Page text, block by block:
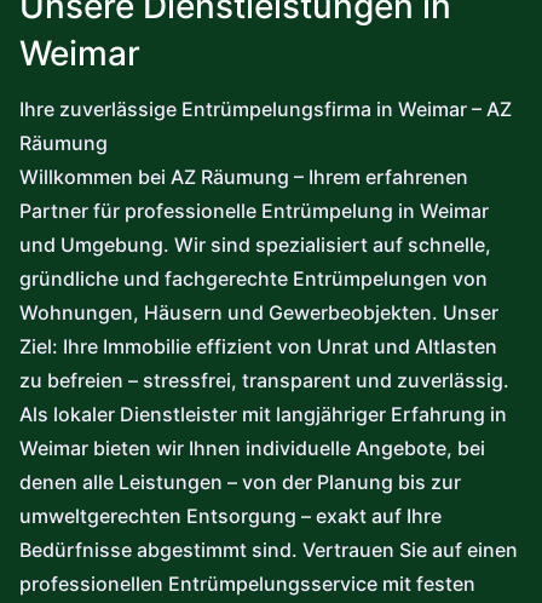
Weimar
Ihre zuverlässige Entrümpelungsfirma in Weimar – AZ
Räumung
Willkommen bei AZ Räumung – Ihrem erfahrenen
Partner für professionelle Entrümpelung in Weimar
und Umgebung. Wir sind spezialisiert auf schnelle,
gründliche und fachgerechte Entrümpelungen von
Wohnungen, Häusern und Gewerbeobjekten. Unser
Ziel: Ihre Immobilie effizient von Unrat und Altlasten
zu befreien – stressfrei, transparent und zuverlässig.
Als lokaler Dienstleister mit langjähriger Erfahrung in
Weimar bieten wir Ihnen individuelle Angebote, bei
denen alle Leistungen – von der Planung bis zur
umweltgerechten Entsorgung – exakt auf Ihre
Bedürfnisse abgestimmt sind. Vertrauen Sie auf einen
professionellen Entrümpelungsservice mit festen